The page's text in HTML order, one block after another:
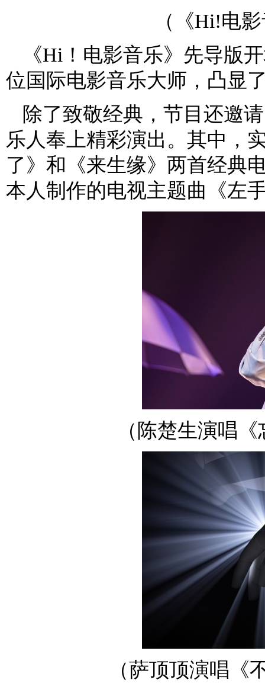
（《Hi!电
《Hi！电影音乐》先导版
位国际电影音乐大师，凸显
除了致敬经典，节目还邀
乐人奉上精彩演出。其中，
了》和《来生缘》两首经典
本人制作的电视主题曲《左
（陈楚生演唱
（萨顶顶演唱《